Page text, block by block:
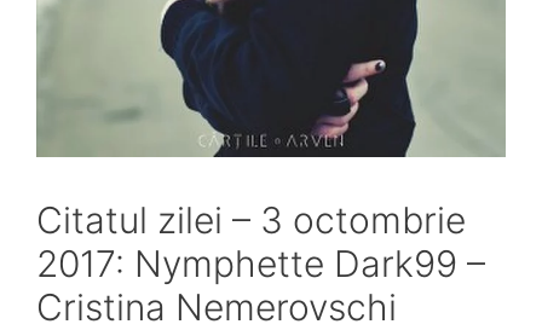
Citatul zilei – 3 octombrie
2017: Nymphette Dark99 –
Cristina Nemerovschi